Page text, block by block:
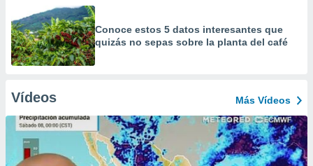
Conoce estos 5 datos interesantes que
quizás no sepas sobre la planta del café
Vídeos Más Vídeos